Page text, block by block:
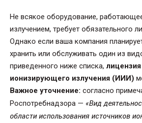
Не всякое оборудование,
излучением, требует обязательного
Однако если ваша компания
хранить или обслуживать один из
приведенного ниже списка,
ионизирующего излучения (ИИИ)
Важное уточнение: согласно
Роспотребнадзора — «Вид
области использования источников